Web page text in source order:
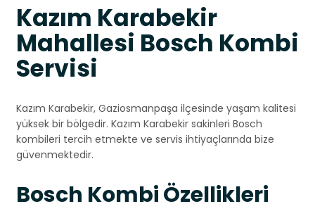
Kazım Karabekir
Mahallesi Bosch Kombi
Servisi
Kazım Karabekir, Gaziosmanpaşa ilçesinde yaşam kalitesi
yüksek bir bölgedir. Kazım Karabekir sakinleri Bosch
kombileri tercih etmekte ve servis ihtiyaçlarında bize
güvenmektedir.
Bosch Kombi Özellikleri